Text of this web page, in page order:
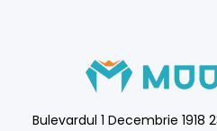
Bulevardul 1 Decembrie 1918